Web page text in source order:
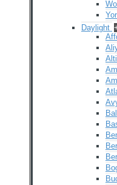
Daylight